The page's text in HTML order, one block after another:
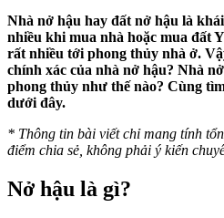
Nhà nở hậu hay đất nở hậu là
nhiều khi mua nhà hoặc mua đất
rất nhiều tới phong thủy nhà ở.
chính xác của nhà nở hậu? Nhà
phong thủy như thế nào? Cùng
dưới đây.
* Thông tin bài viết chỉ mang tính
điểm chia sẻ, không phải ý kiến
Nở hậu là gì?